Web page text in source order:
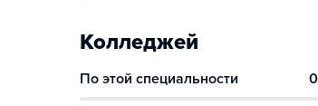
Колледжей
По этой специальности 0